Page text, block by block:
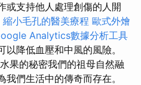
或支持他人處理創傷的人開
縮小毛孔的醫美療程 歐式外燴
Analytics數據分析工具
降低血壓和中風的風險。
果的秘密我們的祖母自然融
們生活中的傳奇而存在。